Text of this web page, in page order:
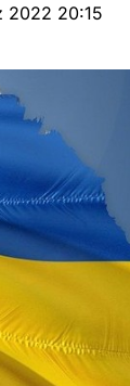
2022 20:15